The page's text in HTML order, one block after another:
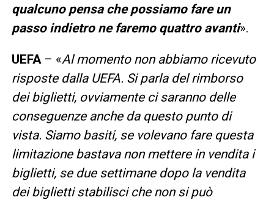
qualcuno pensa che possiamo fare un
passo indietro ne faremo quattro avanti».
UEFA– «Al momento non abbiamo ricevuto
risposte dalla UEFA. Si parla del rimborso
dei biglietti, ovviamente ci saranno delle
conseguenze anche da questo punto di
vista. Siamo basiti, se volevano fare questa
limitazione bastava non mettere in vendita i
biglietti, se due settimane dopo la vendita
dei biglietti stabilisci che non si può